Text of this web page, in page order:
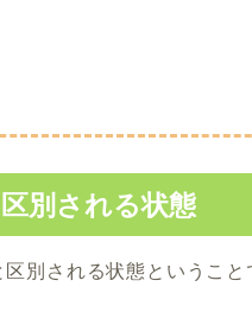
別される状態
別される状態ということ